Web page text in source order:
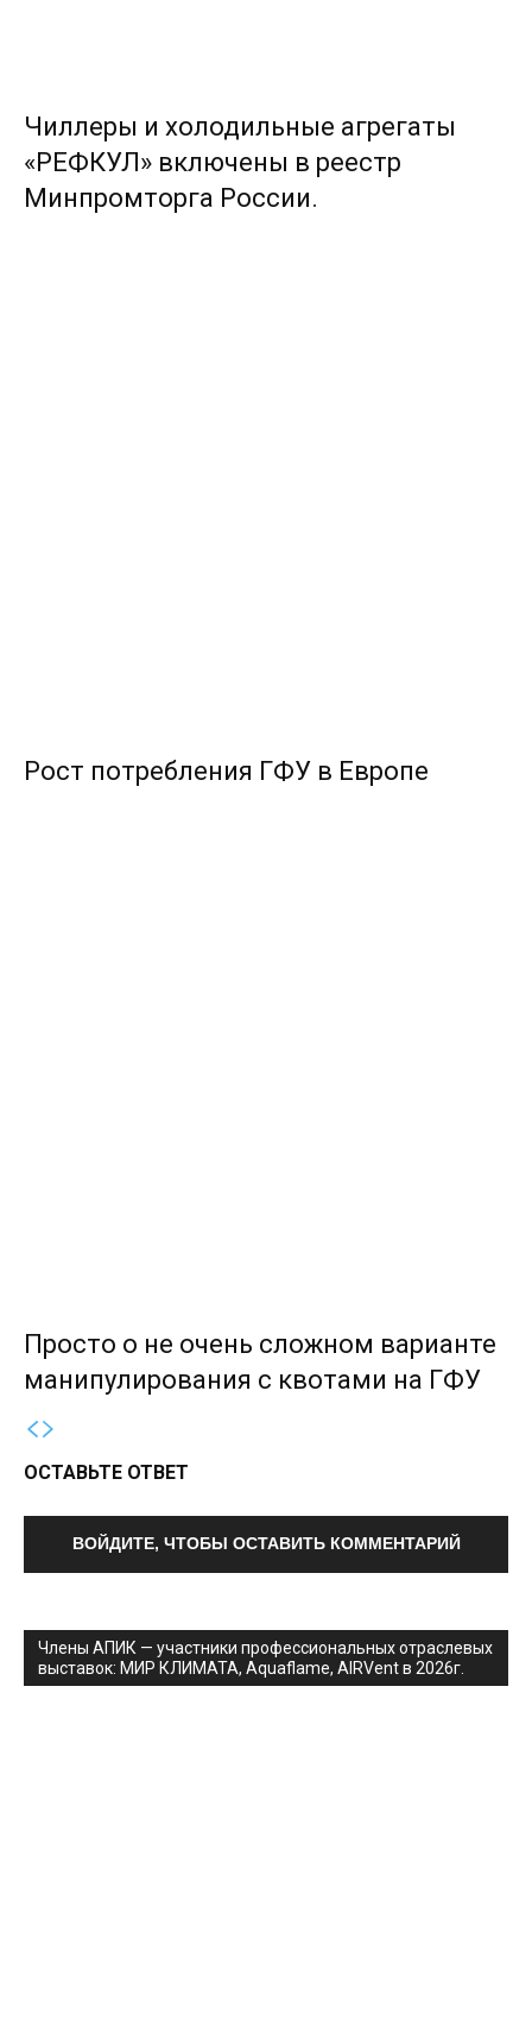
Чиллеры и холодильные агрегаты
«РЕФКУЛ» включены в реестр
Минпромторга России.
Рост потребления ГФУ в Европе
Просто о не очень сложном варианте
манипулирования с квотами на ГФУ
ОСТАВЬТЕ ОТВЕТ
ВОЙДИТЕ, ЧТОБЫ ОСТАВИТЬ КОММЕНТАРИЙ
Члены АПИК — участники профессиональных отраслевых
выставок: МИР КЛИМАТА, Aquaflame, AIRVent в 2026г.